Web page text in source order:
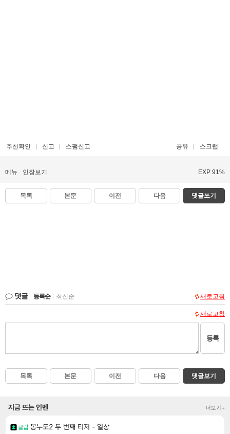
추천확인 신고 스팸신고 공유 스크랩
메뉴 인장보기 EXP 91%
목록 본문 이전 다음 댓글쓰기
댓글 등록순 최신순 새로고침
새로고침
등록
목록 본문 이전 다음 댓글보기
지금 뜨는 인벤 더보기+
클립 봉누도2 두 번째 티저 - 일상